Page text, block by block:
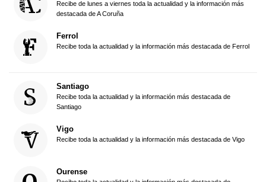
Recibe de lunes a viernes toda la actualidad y la información más
destacada de A Coruña
Ferrol
Recibe toda la actualidad y la información más destacada de Ferrol
Santiago
Recibe toda la actualidad y la información más destacada de
Santiago
Vigo
Recibe toda la actualidad y la información más destacada de Vigo
Ourense